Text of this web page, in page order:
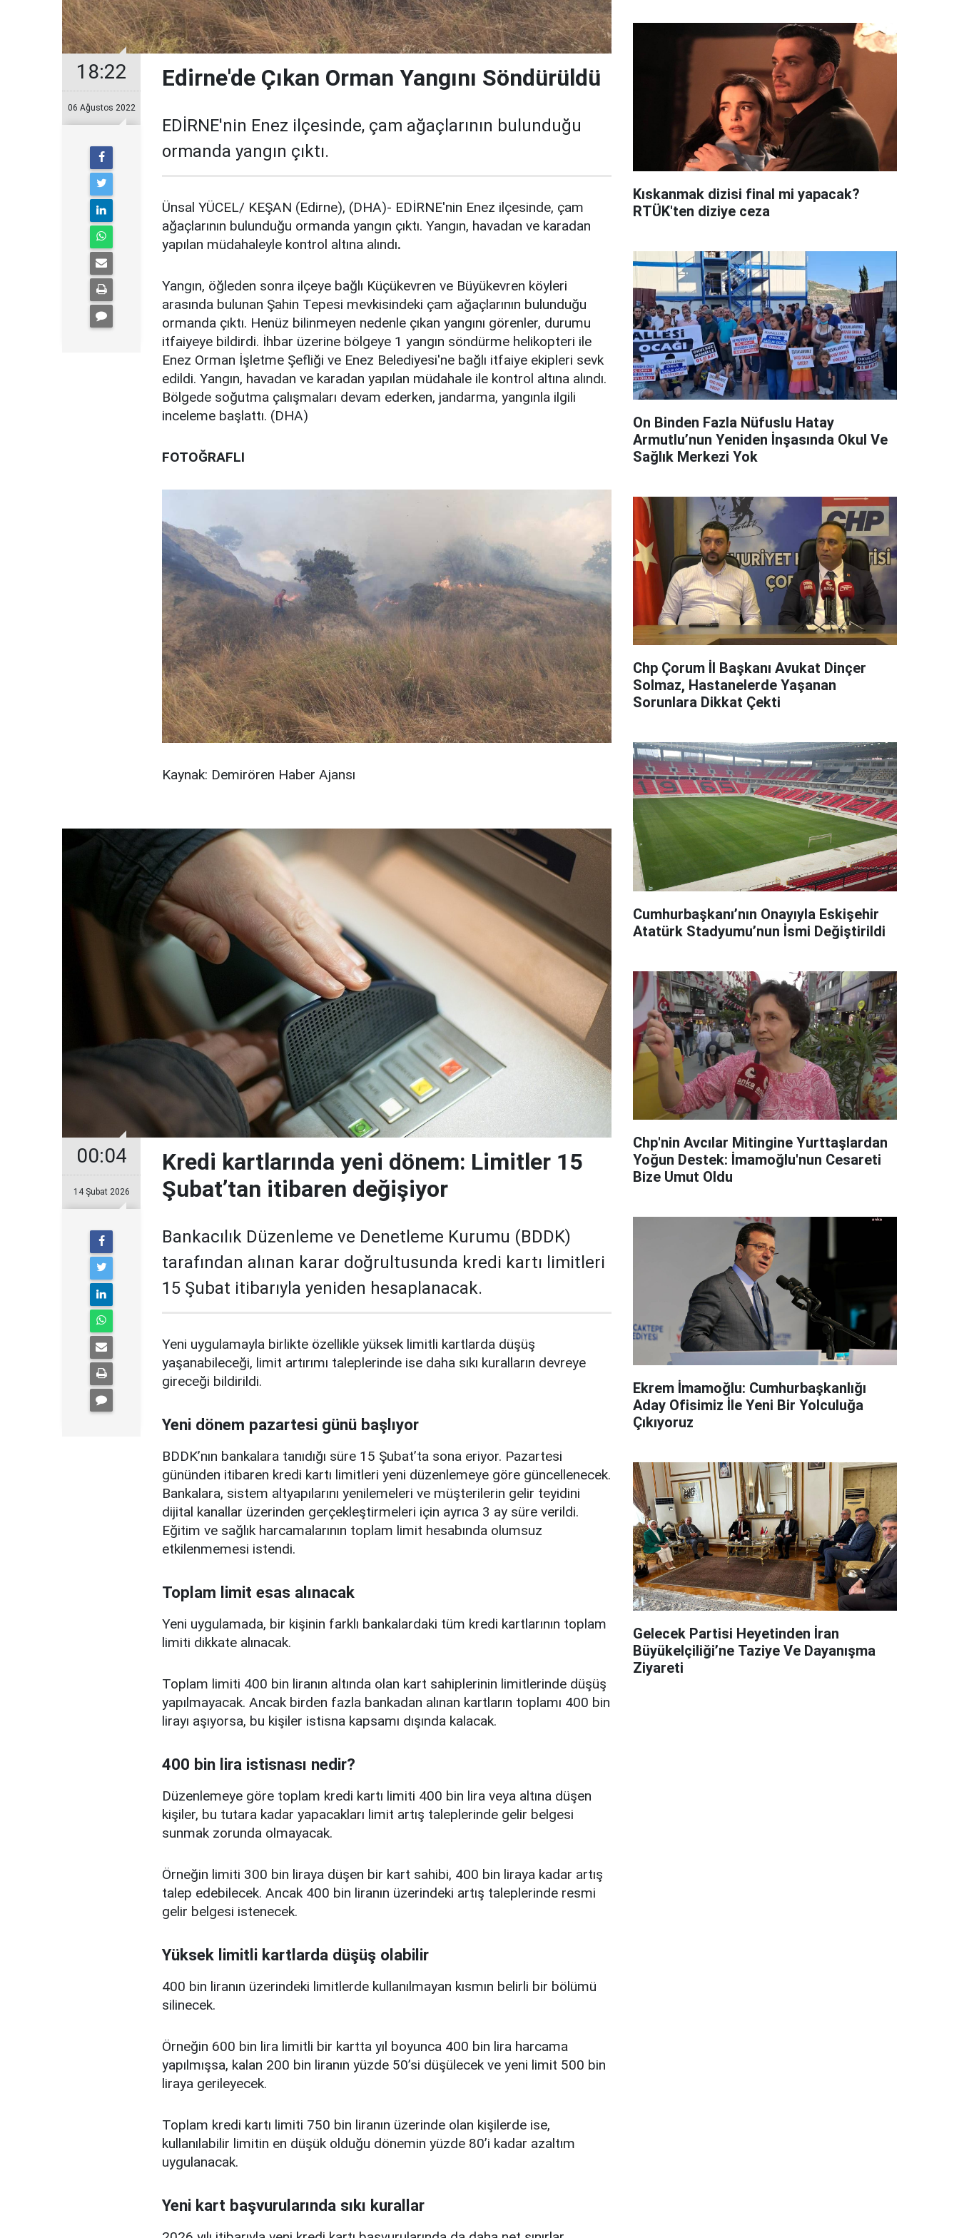
18:22
06 Ağustos 2022
Edirne'de Çıkan Orman Yangını Söndürüldü
EDİRNE'nin Enez ilçesinde, çam ağaçlarının bulunduğu
ormanda yangın çıktı.
Ünsal YÜCEL/ KEŞAN (Edirne), (DHA)- EDİRNE'nin Enez ilçesinde, çam
ağaçlarının bulunduğu ormanda yangın çıktı. Yangın, havadan ve karadan
yapılan müdahaleyle kontrol altına alındı.
Yangın, öğleden sonra ilçeye bağlı Küçükevren ve Büyükevren köyleri
arasında bulunan Şahin Tepesi mevkisindeki çam ağaçlarının bulunduğu
ormanda çıktı. Henüz bilinmeyen nedenle çıkan yangını görenler, durumu
itfaiyeye bildirdi. İhbar üzerine bölgeye 1 yangın söndürme helikopteri ile
Enez Orman İşletme Şefliği ve Enez Belediyesi'ne bağlı itfaiye ekipleri sevk
edildi. Yangın, havadan ve karadan yapılan müdahale ile kontrol altına alındı.
Bölgede soğutma çalışmaları devam ederken, jandarma, yangınla ilgili
inceleme başlattı. (DHA)
FOTOĞRAFLI
Kaynak: Demirören Haber Ajansı
00:04
14 Şubat 2026
Kredi kartlarında yeni dönem: Limitler 15
Şubat’tan itibaren değişiyor
Bankacılık Düzenleme ve Denetleme Kurumu (BDDK)
tarafından alınan karar doğrultusunda kredi kartı limitleri
15 Şubat itibarıyla yeniden hesaplanacak.
Yeni uygulamayla birlikte özellikle yüksek limitli kartlarda düşüş
yaşanabileceği, limit artırımı taleplerinde ise daha sıkı kuralların devreye
gireceği bildirildi.
Yeni dönem pazartesi günü başlıyor
BDDK’nın bankalara tanıdığı süre 15 Şubat’ta sona eriyor. Pazartesi
gününden itibaren kredi kartı limitleri yeni düzenlemeye göre güncellenecek.
Bankalara, sistem altyapılarını yenilemeleri ve müşterilerin gelir teyidini
dijital kanallar üzerinden gerçekleştirmeleri için ayrıca 3 ay süre verildi.
Eğitim ve sağlık harcamalarının toplam limit hesabında olumsuz
etkilenmemesi istendi.
Toplam limit esas alınacak
Yeni uygulamada, bir kişinin farklı bankalardaki tüm kredi kartlarının toplam
limiti dikkate alınacak.
Toplam limiti 400 bin liranın altında olan kart sahiplerinin limitlerinde düşüş
yapılmayacak. Ancak birden fazla bankadan alınan kartların toplamı 400 bin
lirayı aşıyorsa, bu kişiler istisna kapsamı dışında kalacak.
400 bin lira istisnası nedir?
Düzenlemeye göre toplam kredi kartı limiti 400 bin lira veya altına düşen
kişiler, bu tutara kadar yapacakları limit artış taleplerinde gelir belgesi
sunmak zorunda olmayacak.
Örneğin limiti 300 bin liraya düşen bir kart sahibi, 400 bin liraya kadar artış
talep edebilecek. Ancak 400 bin liranın üzerindeki artış taleplerinde resmi
gelir belgesi istenecek.
Yüksek limitli kartlarda düşüş olabilir
400 bin liranın üzerindeki limitlerde kullanılmayan kısmın belirli bir bölümü
silinecek.
Örneğin 600 bin lira limitli bir kartta yıl boyunca 400 bin lira harcama
yapılmışsa, kalan 200 bin liranın yüzde 50’si düşülecek ve yeni limit 500 bin
liraya gerileyecek.
Toplam kredi kartı limiti 750 bin liranın üzerinde olan kişilerde ise,
kullanılabilir limitin en düşük olduğu dönemin yüzde 80’i kadar azaltım
uygulanacak.
Yeni kart başvurularında sıkı kurallar
Kıskanmak dizisi final mi yapacak?
RTÜK'ten diziye ceza
On Binden Fazla Nüfuslu Hatay
Armutlu’nun Yeniden İnşasında Okul Ve
Sağlık Merkezi Yok
Chp Çorum İl Başkanı Avukat Dinçer
Solmaz, Hastanelerde Yaşanan
Sorunlara Dikkat Çekti
Cumhurbaşkanı’nın Onayıyla Eskişehir
Atatürk Stadyumu’nun İsmi Değiştirildi
Chp'nin Avcılar Mitingine Yurttaşlardan
Yoğun Destek: İmamoğlu'nun Cesareti
Bize Umut Oldu
Ekrem İmamoğlu: Cumhurbaşkanlığı
Aday Ofisimiz İle Yeni Bir Yolculuğa
Çıkıyoruz
Gelecek Partisi Heyetinden İran
Büyükelçiliği’ne Taziye Ve Dayanışma
Ziyareti